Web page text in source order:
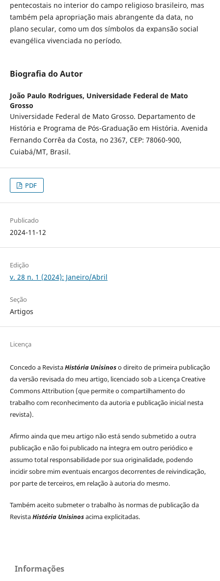
pentecostais no interior do campo religioso brasileiro, mas
também pela apropriação mais abrangente da data, no
plano secular, como um dos símbolos da expansão social
evangélica vivenciada no período.
Biografia do Autor
João Paulo Rodrigues, Universidade Federal de Mato
Grosso
Universidade Federal de Mato Grosso. Departamento de
História e Programa de Pós-Graduação em História. Avenida
Fernando Corrêa da Costa, no 2367, CEP: 78060-900,
Cuiabá/MT, Brasil.
PDF
Publicado
2024-11-12
Edição
v. 28 n. 1 (2024): Janeiro/Abril
Seção
Artigos
Licença
Concedo a RevistaHistória Unisinoso direito de primeira publicação
da versão revisada do meu artigo, licenciado sob a Licença Creative
Commons Attribution (que permite o compartilhamento do
trabalho com reconhecimento da autoria e publicação inicial nesta
revista).
Afirmo ainda que meu artigo não está sendo submetido a outra
publicação e não foi publicado na íntegra em outro periódico e
assumo total responsabilidade por sua originalidade, podendo
incidir sobre mim eventuais encargos decorrentes de reivindicação,
por parte de terceiros, em relação à autoria do mesmo.
Também aceito submeter o trabalho às normas de publicação da
RevistaHistória Unisinosacima explicitadas.
Informações